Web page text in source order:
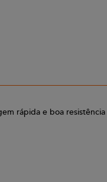
rápida e boa